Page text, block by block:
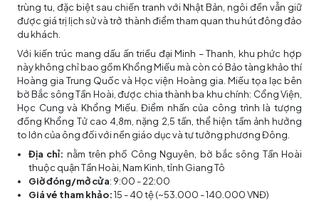
trùng tu, đặc biệt sau chiến tranh với Nhật Bản, ngôi đền vẫn giữ
được giá trị lịch sử và trở thành điểm tham quan thu hút đông đảo
du khách.
Với kiến trúc mang dấu ấn triều đại Minh – Thanh, khu phức hợp
này không chỉ bao gồm Khổng Miếu mà còn có Bảo tàng khảo thí
Hoàng gia Trung Quốc và Học viện Hoàng gia. Miếu tọa lạc bên
bờ Bắc sông Tần Hoài, được chia thành ba khu chính: Cổng Viện,
Học Cung và Khổng Miếu. Điểm nhấn của công trình là tượng
đồng Khổng Tử cao 4,8m, nặng 2,5 tấn, thể hiện tầm ảnh hưởng
to lớn của ông đối với nền giáo dục và tư tưởng phương Đông.
Địa chỉ: nằm trên phố Công Nguyên, bờ bắc sông Tần Hoài
thuộc quận Tần Hoài, Nam Kinh, tỉnh Giang Tô
Giờ đóng/mở cửa: 9:00 - 22:00
Giá vé tham khảo:15 - 40 tệ (~53.000 - 140.000 VNĐ)